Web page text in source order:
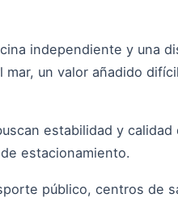
independiente y una
un valor añadido
estabilidad y
estacionamiento.
público, centros de